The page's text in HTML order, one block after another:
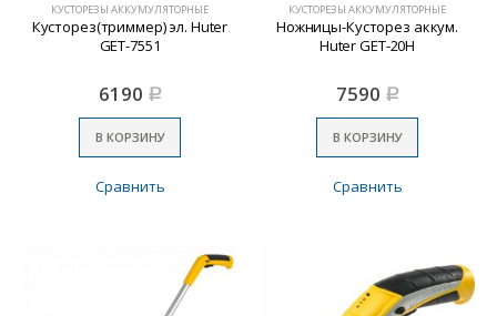
КУСТОРЕЗЫ АККУМУЛЯТОРНЫЕ
Кусторез(триммер) эл. Huter
GET-7551
6190 Р
В КОРЗИНУ
Сравнить
КУСТОРЕЗЫ АККУМУЛЯТОРНЫЕ
Ножницы-Кусторез аккум.
Huter GET-20H
7590 Р
В КОРЗИНУ
Сравнить